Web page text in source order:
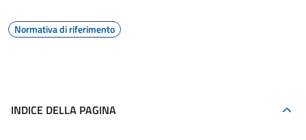
Normativa di riferimento
INDICE DELLA PAGINA